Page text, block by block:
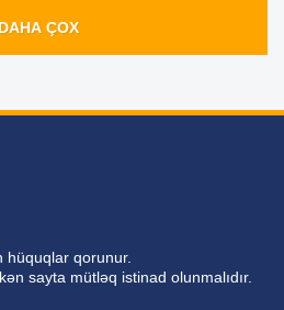
DAHA ÇOX
hüquqlar qorunur.
sayta mütləq istinad olunmalıdır.